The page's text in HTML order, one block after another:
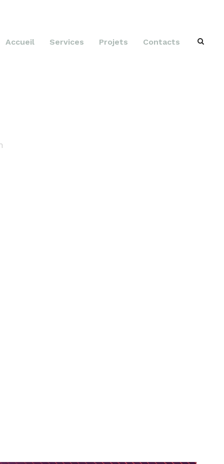
Accueil Services Projets Contacts